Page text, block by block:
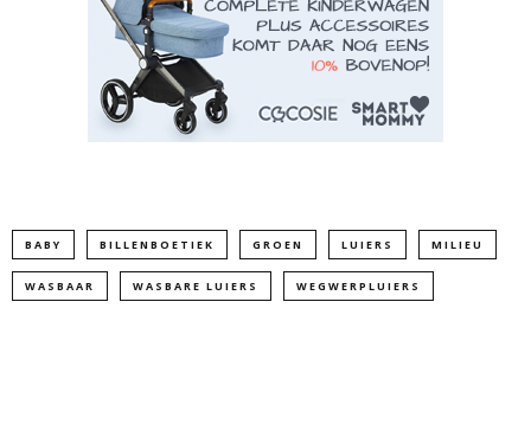
BABY BILLENBOETIEK GROEN LUIERS MILIEU
WASBAAR WASBARE LUIERS WEGWERPLUIERS